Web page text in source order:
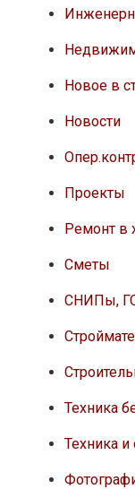
Новое в
Новости
Проекты
Ремонт в
Сметы
СНИПы,
Техника
Техника